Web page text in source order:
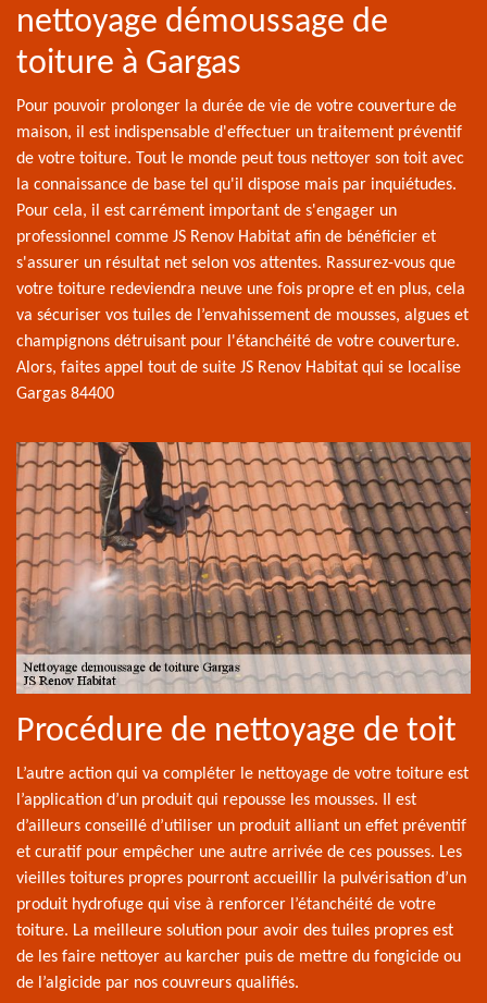
nettoyage démoussage de
toiture à Gargas
Pour pouvoir prolonger la durée de vie de votre couverture de
maison, il est indispensable d'effectuer un traitement préventif
de votre toiture. Tout le monde peut tous nettoyer son toit avec
la connaissance de base tel qu'il dispose mais par inquiétudes.
Pour cela, il est carrément important de s'engager un
professionnel comme JS Renov Habitat afin de bénéficier et
s'assurer un résultat net selon vos attentes. Rassurez-vous que
votre toiture redeviendra neuve une fois propre et en plus, cela
va sécuriser vos tuiles de l’envahissement de mousses, algues et
champignons détruisant pour l'étanchéité de votre couverture.
Alors, faites appel tout de suite JS Renov Habitat qui se localise
Gargas 84400
Procédure de nettoyage de toit
L’autre action qui va compléter le nettoyage de votre toiture est
l’application d’un produit qui repousse les mousses. Il est
d’ailleurs conseillé d’utiliser un produit alliant un effet préventif
et curatif pour empêcher une autre arrivée de ces pousses. Les
vieilles toitures propres pourront accueillir la pulvérisation d’un
produit hydrofuge qui vise à renforcer l’étanchéité de votre
toiture. La meilleure solution pour avoir des tuiles propres est
de les faire nettoyer au karcher puis de mettre du fongicide ou
de l’algicide par nos couvreurs qualifiés.